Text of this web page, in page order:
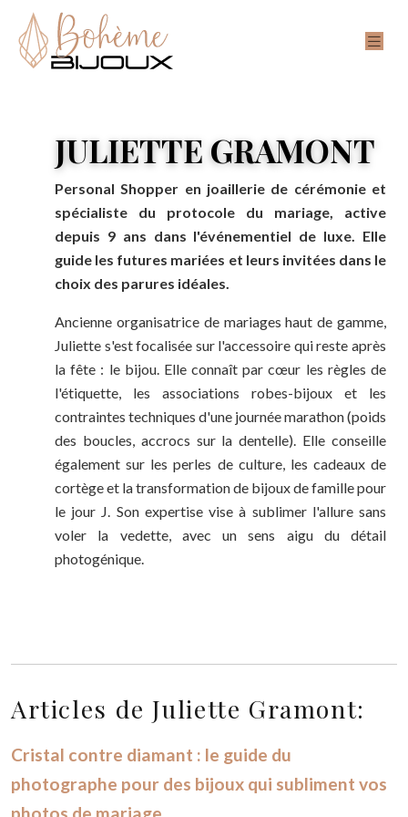
JULIETTE GRAMONT
Personal Shopper en joaillerie de cérémonie et
spécialiste du protocole du mariage, active
depuis 9 ans dans l'événementiel de luxe. Elle
guide les futures mariées et leurs invitées dans le
choix des parures idéales.
Ancienne organisatrice de mariages haut de gamme,
Juliette s'est focalisée sur l'accessoire qui reste après
la fête : le bijou. Elle connaît par cœur les règles de
l'étiquette, les associations robes-bijoux et les
contraintes techniques d'une journée marathon (poids
des boucles, accrocs sur la dentelle). Elle conseille
également sur les perles de culture, les cadeaux de
cortège et la transformation de bijoux de famille pour
le jour J. Son expertise vise à sublimer l'allure sans
voler la vedette, avec un sens aigu du détail
photogénique.
Articles de Juliette Gramont:
Cristal contre diamant : le guide du
photographe pour des bijoux qui subliment vos
photos de mariage